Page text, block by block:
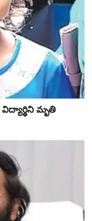
మృతి